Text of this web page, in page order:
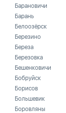
Барановичи
Барань
Белоозёрск
Березино
Береза
Березовка
Бешенковичи
Бобруйск
Борисов
Большевик
Боровляны